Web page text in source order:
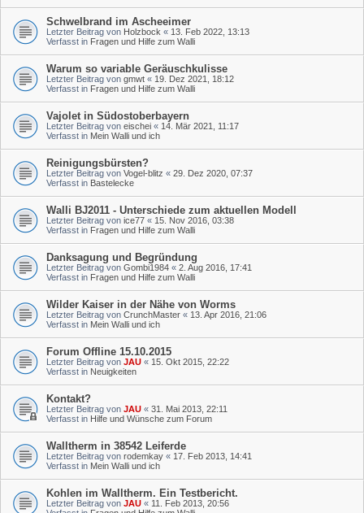
Schwelbrand im Ascheeimer
Letzter Beitrag von Holzbock « 13. Feb 2022, 13:13
Verfasst in Fragen und Hilfe zum Walli
Warum so variable Geräuschkulisse
Letzter Beitrag von gmwt « 19. Dez 2021, 18:12
Verfasst in Fragen und Hilfe zum Walli
Vajolet in Südostoberbayern
Letzter Beitrag von eischei « 14. Mär 2021, 11:17
Verfasst in Mein Walli und ich
Reinigungsbürsten?
Letzter Beitrag von Vogel-blitz « 29. Dez 2020, 07:37
Verfasst in Bastelecke
Walli BJ2011 - Unterschiede zum aktuellen Modell
Letzter Beitrag von ice77 « 15. Nov 2016, 03:38
Verfasst in Fragen und Hilfe zum Walli
Danksagung und Begründung
Letzter Beitrag von Gombi1984 « 2. Aug 2016, 17:41
Verfasst in Fragen und Hilfe zum Walli
Wilder Kaiser in der Nähe von Worms
Letzter Beitrag von CrunchMaster « 13. Apr 2016, 21:06
Verfasst in Mein Walli und ich
Forum Offline 15.10.2015
Letzter Beitrag von JAU « 15. Okt 2015, 22:22
Verfasst in Neuigkeiten
Kontakt?
Letzter Beitrag von JAU « 31. Mai 2013, 22:11
Verfasst in Hilfe und Wünsche zum Forum
Walltherm in 38542 Leiferde
Letzter Beitrag von rodemkay « 17. Feb 2013, 14:41
Verfasst in Mein Walli und ich
Kohlen im Walltherm. Ein Testbericht.
Letzter Beitrag von JAU « 11. Feb 2013, 20:56